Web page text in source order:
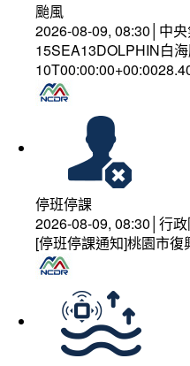
颱風
2026-08-09, 08:30│中
15SEA13DOLPHIN白
停班停課
2026-08-09, 08:30│行
[停班停課通知]桃園市